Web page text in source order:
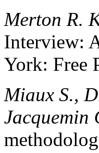
Merton R.
Interview:
York: Free
Miaux S.,
Jacquemin